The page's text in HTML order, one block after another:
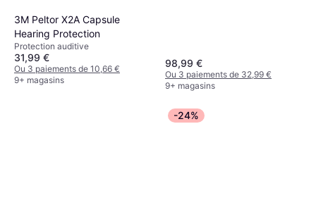
3M Peltor X2A Capsule
Hearing Protection
Protection auditive
31,99 €
Ou 3 paiements de 10,66 €
9+ magasins
98,99 €
Ou 3 paiements de 32,99 €
9+ magasins
-24%